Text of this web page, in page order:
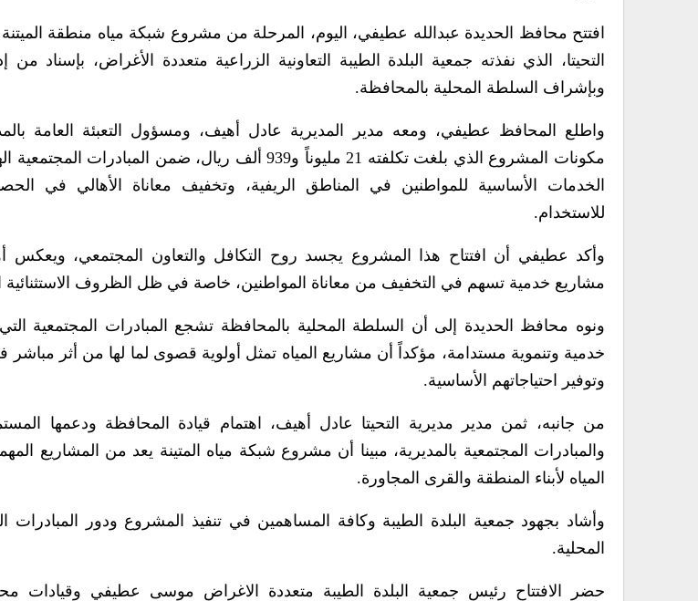
افتتح محافظ الحديدة عبدالله عطيفي، اليوم، المرحلة من مشروع شبكة مياه منطقة الميتنة
التحيتا، الذي نفذته جمعية البلدة الطيبة التعاونية الزراعية متعددة الأغراض، بإسناد من
وبإشراف السلطة المحلية بالمحافظة.
واطلع المحافظ عطيفي، ومعه مدير المديرية عادل أهيف، ومسؤول التعبئة العامة
مكونات المشروع الذي بلغت تكلفته 21 مليوناً و939 ألف ريال، ضمن
الخدمات الأساسية للمواطنين في المناطق الريفية، وتخفيف معاناة الأهالي في
للاستخدام.
وأكد عطيفي أن افتتاح هذا المشروع يجسد روح التكافل والتعاون المجتمعي، ويعكس
مشاريع خدمية تسهم في التخفيف من معاناة المواطنين، خاصة في ظل الظروف الاستثنائية
ونوه محافظ الحديدة إلى أن السلطة المحلية بالمحافظة تشجع المبادرات المجتمعية
خدمية وتنموية مستدامة، مؤكداً أن مشاريع المياه تمثل أولوية قصوى لما لها من أثر
وتوفير احتياجاتهم الأساسية.
من جانبه، ثمن مدير مديرية التحيتا عادل أهيف، اهتمام قيادة المحافظة ودعمها
والمبادرات المجتمعية بالمديرية، مبينا أن مشروع شبكة مياه المتينة يعد من المشاريع
المياه لأبناء المنطقة والقرى المجاورة.
وأشاد بجهود جمعية البلدة الطيبة وكافة المساهمين في تنفيذ المشروع ودور المبادرات
المحلية.
حضر الافتتاح رئيس جمعية البلدة الطيبة متعددة الاغراض موسى عطيفي وقيادات